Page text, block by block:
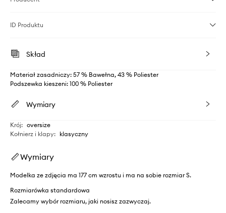
ID Produktu
Skład
Materiał zasadniczy: 57 % Bawełna, 43 % Poliester
Podszewka kieszeni: 100 % Poliester
Wymiary
Krój: oversize
Kołnierz i klapy: klasyczny
Wymiary
Modelka ze zdjęcia ma 177 cm wzrostu i ma na sobie rozmiar S.
Rozmiarówka standardowa
Zalecamy wybór rozmiaru, jaki nosisz zazwyczaj.